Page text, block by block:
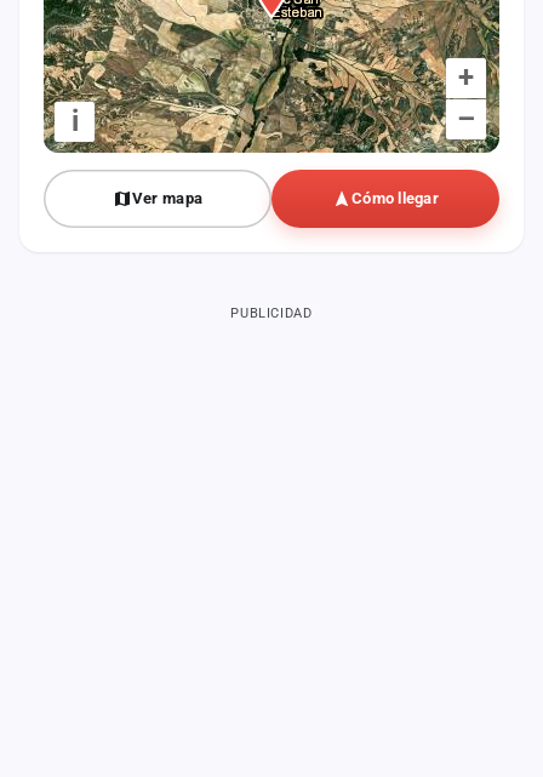
+
–
i
Ver mapa Cómo llegar
PUBLICIDAD